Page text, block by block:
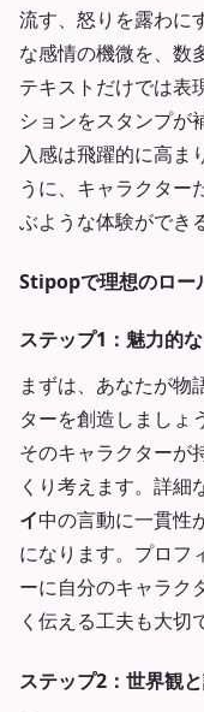
流す、怒りを露わに
な感情の機微を、数
テキストだけでは表
ションをスタンプが
入感は飛躍的に高ま
うに、キャラクター
ぶような体験ができ
Stipopで理想のロー
ステップ1：魅力的
まずは、あなたが物
ターを創造しましょ
そのキャラクターが
くり考えます。詳細
イ中の言動に一貫性
になります。プロフ
ーに自分のキャラク
く伝える工夫も大切
ステップ2：世界観